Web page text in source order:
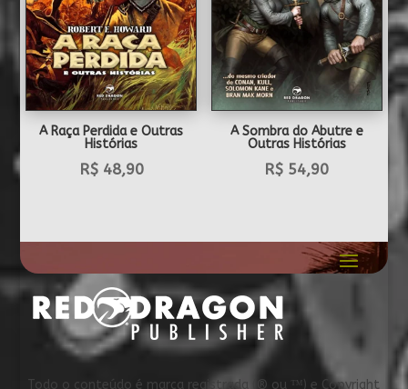
A Raça Perdida e Outras
Histórias
R$48,90
A Sombra do Abutre e
Outras Histórias
R$ 54,90
Todo o conteúdo é marca registrada (® ou ™) e Copyright